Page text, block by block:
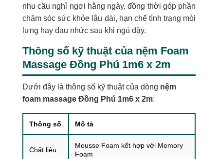
nhu cầu nghỉ ngơi hằng ngày, đồng thời góp phần
chăm sóc sức khỏe lâu dài, hạn chế tình trạng mỏi
lưng hay đau nhức sau khi ngủ dậy.
Thông số kỹ thuật của nệm Foam
Massage Đồng Phú 1m6 x 2m
Dưới đây là thông số kỹ thuật của dòng nệm
foam massage Đồng Phú 1m6 x 2m:
Thông số Mô tả
Chất liệu
Mousse Foam kết hợp với Memory
Foam